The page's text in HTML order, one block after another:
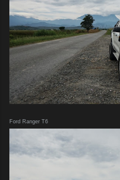
Ford Ranger T6